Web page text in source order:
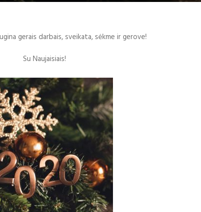
gerais darbais, sveikata, sėkme ir gerove!
Su Naujaisiais!